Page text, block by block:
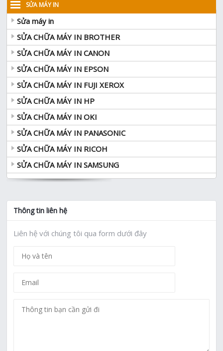
SỬA MÁY IN
Sửa máy in
SỬA CHỮA MÁY IN BROTHER
SỬA CHỮA MÁY IN CANON
SỬA CHỮA MÁY IN EPSON
SỬA CHỮA MÁY IN FUJI XEROX
SỬA CHỮA MÁY IN HP
SỬA CHỮA MÁY IN OKI
SỬA CHỮA MÁY IN PANASONIC
SỬA CHỮA MÁY IN RICOH
SỬA CHỮA MÁY IN SAMSUNG
Thông tin liên hệ
Liên hệ với chúng tôi qua form dưới đây